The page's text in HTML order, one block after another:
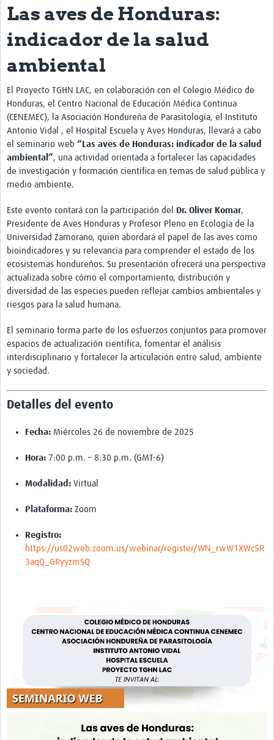
Actividades y eventos
Clubs de Investigación
Clínica de datos
Sesiones de Aprendizaje Asistido
Mentoría
Talleres
Webinarios
Twinning
Otras Actividades
Recursos
Crear un Club de Investigación
Preparar Sesiones de Aprendizaje Asistido
Crear Data Clinic
Búsqueda de información en bases … alertas PubMed
eLearning
Desarrollo profesional
Proyectos Pathfinder
Pathfinder Argentina
Pathfinder Republica Dominicana
Mapa Interactivo
Las aves de Honduras:
indicador de la salud
ambiental
El Proyecto TGHN LAC, en colaboración con el Colegio Médico de
Honduras, el Centro Nacional de Educación Médica Continua
(CENEMEC), la Asociación Hondureña de Parasitología, el Instituto
Antonio Vidal , el Hospital Escuela y Aves Honduras, llevará a cabo
el seminario web “Las aves de Honduras: indicador de la salud
ambiental”, una actividad orientada a fortalecer las capacidades
de investigación y formación científica en temas de salud pública y
medio ambiente.
Este evento contará con la participación del Dr. Oliver Komar,
Presidente de Aves Honduras y Profesor Pleno en Ecología de la
Universidad Zamorano, quien abordará el papel de las aves como
bioindicadores y su relevancia para comprender el estado de los
ecosistemas hondureños. Su presentación ofrecerá una perspectiva
actualizada sobre cómo el comportamiento, distribución y
diversidad de las especies pueden reflejar cambios ambientales y
riesgos para la salud humana.
El seminario forma parte de los esfuerzos conjuntos para promover
espacios de actualización científica, fomentar el análisis
interdisciplinario y fortalecer la articulación entre salud, ambiente
y sociedad.
Detalles del evento
Fecha: Miércoles 26 de noviembre de 2025
Hora: 7:00 p.m. – 8:30 p.m. (GMT-6)
Modalidad: Virtual
Plataforma: Zoom
Registro:
https://us02web.zoom.us/webinar/register/WN_rwW1XWc5R
3aqQ_GRyyzmSQ